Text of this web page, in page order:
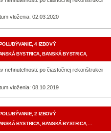
vloženia: 02.03.2020
4 IZBOVÝ
BYSTRICA, BANSKÁ BYSTRICA,
nehnuteľnosti: po čiastočnej rekonštrukcii
vloženia: 08.10.2019
2 IZBOVÝ
BYSTRICA, BANSKÁ BYSTRICA,…